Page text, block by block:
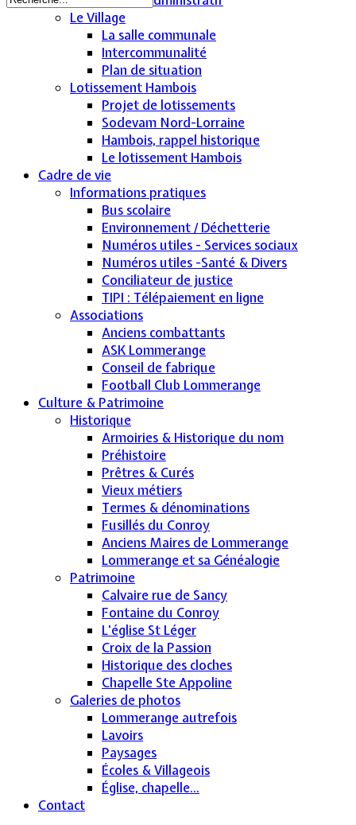
Le Village
La salle communale
Intercommunalité
Plan de situation
Lotissement Hambois
Projet de lotissements
Sodevam Nord-Lorraine
Hambois, rappel historique
Le lotissement Hambois
Cadre de vie
Informations pratiques
Bus scolaire
Environnement / Déchetterie
Numéros utiles - Services sociaux
Numéros utiles -Santé & Divers
Conciliateur de justice
TIPI : Télépaiement en ligne
Associations
Anciens combattants
ASK Lommerange
Conseil de fabrique
Football Club Lommerange
Culture & Patrimoine
Historique
Armoiries & Historique du nom
Préhistoire
Prêtres & Curés
Vieux métiers
Termes & dénominations
Fusillés du Conroy
Anciens Maires de Lommerange
Lommerange et sa Généalogie
Patrimoine
Calvaire rue de Sancy
Fontaine du Conroy
L'église St Léger
Croix de la Passion
Historique des cloches
Chapelle Ste Appoline
Galeries de photos
Lommerange autrefois
Lavoirs
Paysages
Écoles & Villageois
Église, chapelle...
Contact